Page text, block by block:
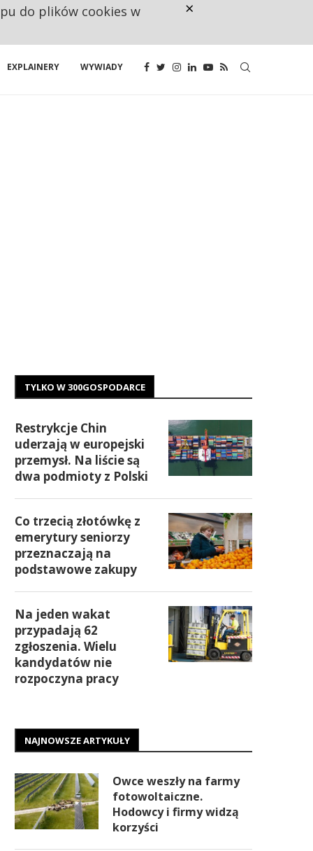
EXPLAINERY WYWIADY
TYLKO W 300GOSPODARCE
Restrykcje Chin
uderzają w europejski
przemysł. Na liście są
dwa podmioty z Polski
Co trzecią złotówkę z
emerytury seniorzy
przeznaczają na
podstawowe zakupy
Na jeden wakat
przypadają 62
zgłoszenia. Wielu
kandydatów nie
rozpoczyna pracy
NAJNOWSZE ARTYKUŁY
Owce weszły na farmy
fotowoltaiczne.
Hodowcy i firmy widzą
korzyści
do plików cookies w ×